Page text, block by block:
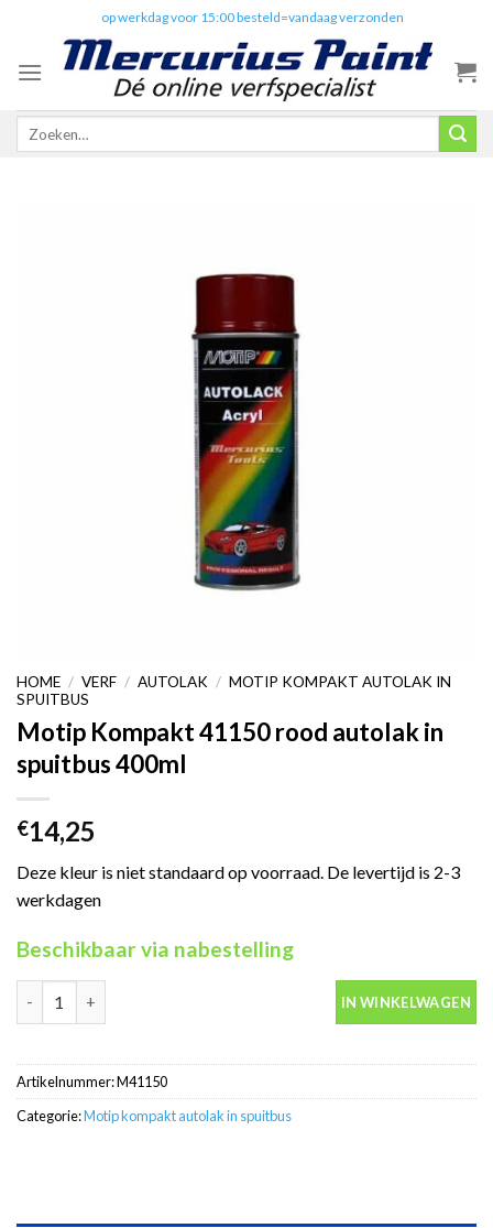
content
op werkdag voor 15:00 besteld=vandaag verzonden
Zoeken
HOME / VERF / AUTOLAK / MOTIP KOMPAKT AUTOLAK IN
SPUITBUS
Motip Kompakt 41150 rood autolak in
spuitbus 400ml
€14,25
Deze kleur is niet standaard op voorraad. De levertijd is 2-3
werkdagen
Beschikbaar via nabestelling
IN WINKELWAGEN
Artikelnummer:M41150
Categorie:Motip kompakt autolak in spuitbus